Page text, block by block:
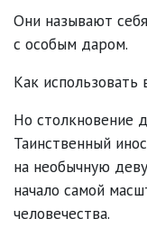
Они называют
с особым даром.
Как
Но столкновение
Таинственный
на необычную
начало самой
человечества.